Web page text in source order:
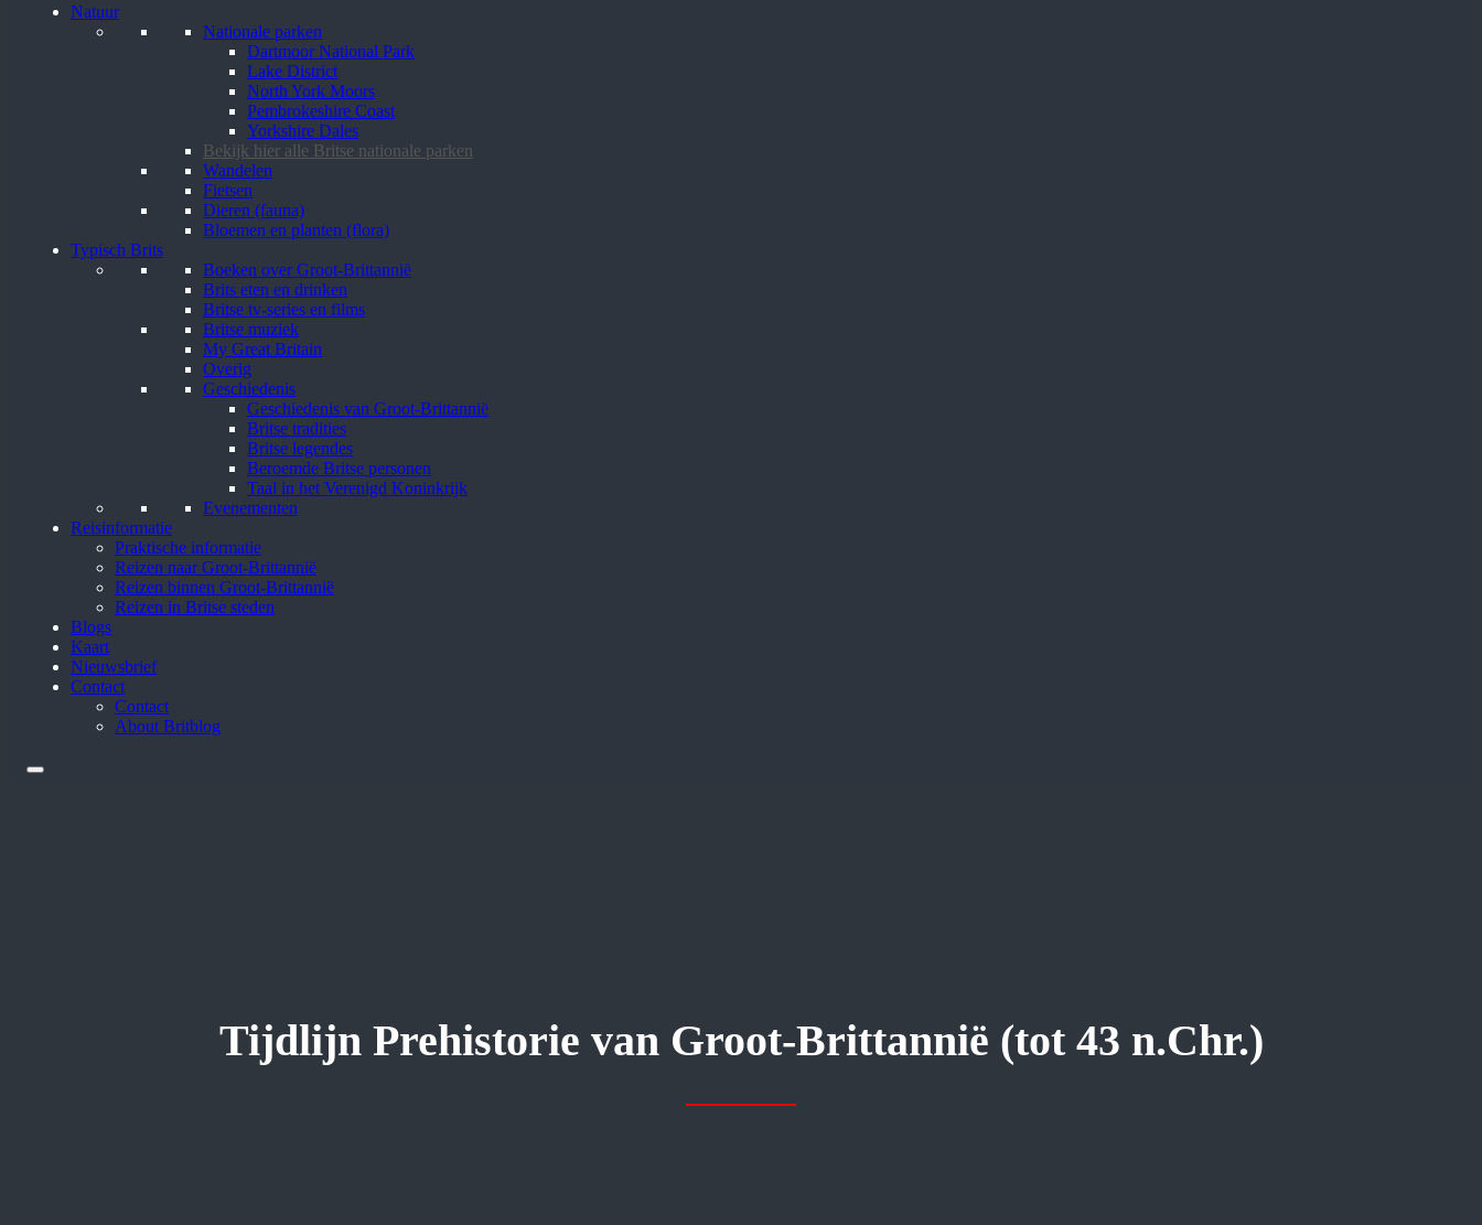
Natuur
Nationale parken
Dartmoor National Park
Lake District
North York Moors
Pembrokeshire Coast
Yorkshire Dales
Bekijk hier alle Britse nationale parken
Wandelen
Fietsen
Dieren (fauna)
Bloemen en planten (flora)
Typisch Brits
Boeken over Groot-Brittannië
Brits eten en drinken
Britse tv-series en films
Britse muziek
My Great Britain
Overig
Geschiedenis
Geschiedenis van Groot-Brittannië
Britse tradities
Britse legendes
Beroemde Britse personen
Taal in het Verenigd Koninkrijk
Evenementen
Reisinformatie
Praktische informatie
Reizen naar Groot-Brittannië
Reizen binnen Groot-Brittannië
Reizen in Britse steden
Blogs
Kaart
Nieuwsbrief
Contact
Contact
About Britblog
Tijdlijn Prehistorie van Groot-Brittannië (tot 43 n.Chr.)